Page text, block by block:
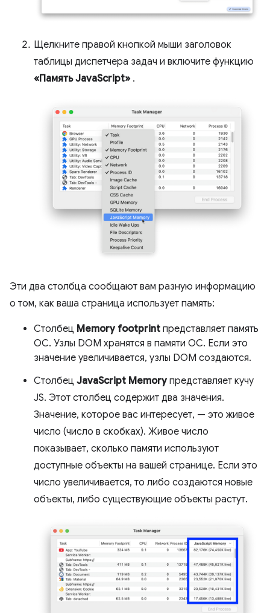
Щелкните правой кнопкой мыши заголовок
таблицы диспетчера задач и включите функцию
«Память JavaScript» .
Эти два столбца сообщают вам разную информацию
о том, как ваша страница использует память:
Столбец Memory footprint представляет память
ОС. Узлы DOM хранятся в памяти ОС. Если это
значение увеличивается, узлы DOM создаются.
Столбец JavaScript Memoryпредставляет кучу
JS. Этот столбец содержит два значения.
Значение, которое вас интересует, — это живое
число (число в скобках). Живое число
показывает, сколько памяти используют
доступные объекты на вашей странице. Если это
число увеличивается, то либо создаются новые
объекты, либо существующие объекты растут.